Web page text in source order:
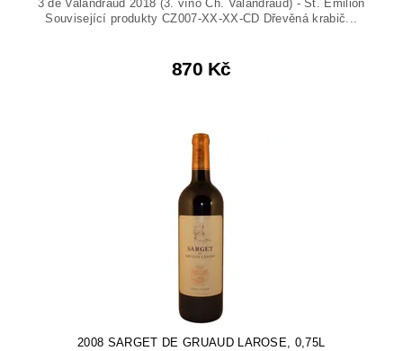
3 de Valandraud 2018 (3. víno Ch. Valandraud) - St. Emilion
Související produkty CZ007-XX-XX-CD Dřevěná krabič...
870 Kč
2008 SARGET DE GRUAUD LAROSE, 0,75L